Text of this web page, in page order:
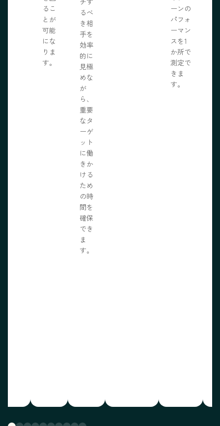
るこ
とが
可能
にな
りま
す。
るべ
き相
手を
効率
的に
見極
めな
が
ら、
重要
なタ
ーゲ
ット
に働
きか
ける
ため
の時
間を
確保
でき
ま
す。
ーンの
パフォ
ーマン
スを1
か所で
測定で
きま
す。